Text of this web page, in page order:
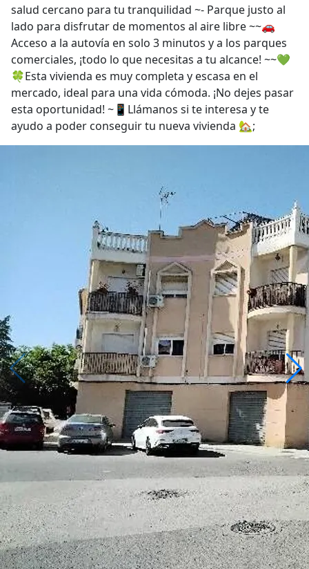
salud cercano para tu tranquilidad ~- Parque justo al
lado para disfrutar de momentos al aire libre ~~🚗
Acceso a la autovía en solo 3 minutos y a los parques
comerciales, ¡todo lo que necesitas a tu alcance! ~~💚
🍀Esta vivienda es muy completa y escasa en el
mercado, ideal para una vida cómoda. ¡No dejes pasar
esta oportunidad! ~📱Llámanos si te interesa y te
ayudo a poder conseguir tu nueva vivienda 🏡;